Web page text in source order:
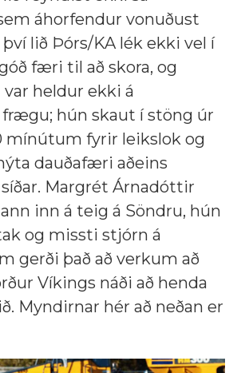
áhorfendur vonuðust
lið Þórs/KA lék ekki vel í
færi til að skora, og
var heldur ekki á
hún skaut í stöng úr
mínútum fyrir leikslok og
dauðafæri aðeins
Margrét Árnadóttir
inn á teig á Söndru, hún
og missti stjórn á
gerði það að verkum að
Víkings náði að henda
Myndirnar hér að neðan er